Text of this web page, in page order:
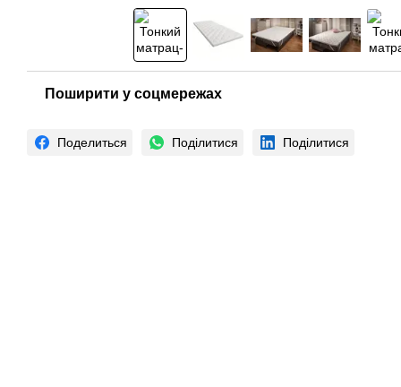
Поширити у соцмережах
Поделиться Поділитися Поділитися